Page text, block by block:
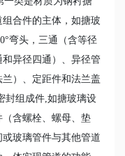
合件的主体，如搪玻
弯头，三通（含等径
异径四通）、异径管
兰）、定距件和法兰盖
封组成件,如搪玻璃设
含螺栓、螺母、垫
玻璃管件与其他管道